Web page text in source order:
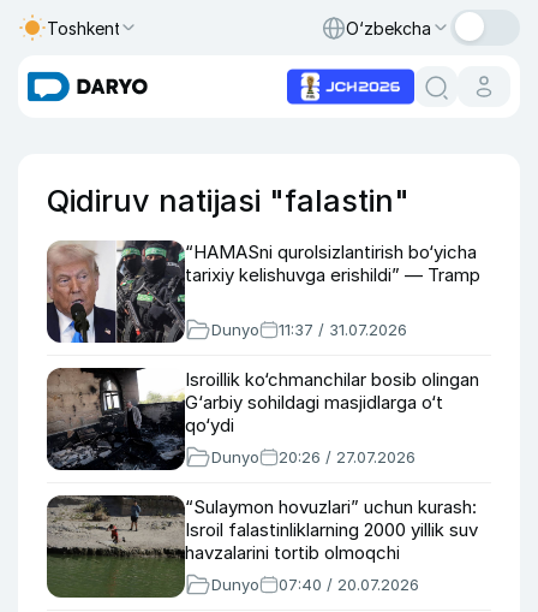
Toshkent O‘zbekcha
Qidiruv natijasi "falastin"
“HAMASni qurolsizlantirish bo‘yicha
tarixiy kelishuvga erishildi” — Tramp
Dunyo 11:37 / 31.07.2026
Isroillik ko‘chmanchilar bosib olingan
G‘arbiy sohildagi masjidlarga o‘t
qo‘ydi
Dunyo 20:26 / 27.07.2026
“Sulaymon hovuzlari” uchun kurash:
Isroil falastinliklarning 2000 yillik suv
havzalarini tortib olmoqchi
Dunyo 07:40 / 20.07.2026